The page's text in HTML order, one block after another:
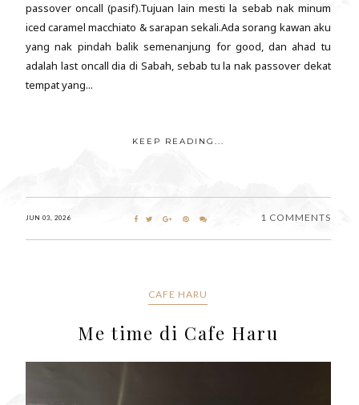
passover oncall (pasif).Tujuan lain mesti la sebab nak minum
iced caramel macchiato & sarapan sekali.Ada sorang kawan aku
yang nak pindah balik semenanjung for good, dan ahad tu
adalah last oncall dia di Sabah, sebab tu la nak passover dekat
tempat yang...
KEEP READING...
JUN 03, 2026 1 COMMENTS
CAFE HARU
Me time di Cafe Haru